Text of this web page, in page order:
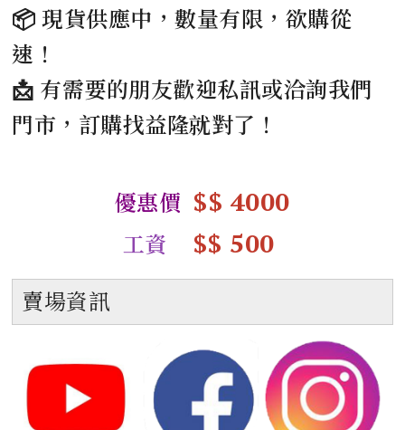
📦 現貨供應中，數量有限，欲購從
速！
📩 有需要的朋友歡迎私訊或洽詢我們
門市，訂購找益隆就對了！
優惠價 $$ 4000
工資 $$ 500
賣場資訊